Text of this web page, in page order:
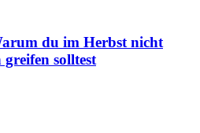
du im Herbst nicht
solltest